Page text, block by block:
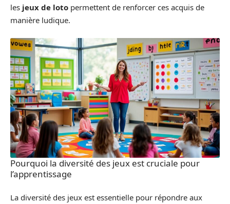
les jeux de loto permettent de renforcer ces acquis de
manière ludique.
Pourquoi la diversité des jeux est cruciale pour
l’apprentissage
La diversité des jeux est essentielle pour répondre aux